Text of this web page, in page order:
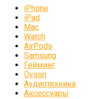
iPhone
iPad
Mac
Watch
AirPods
Samsung
Гейминг
Dyson
Аудиотехника
Аксессуары